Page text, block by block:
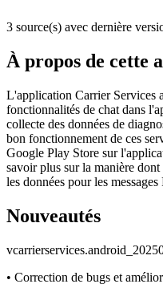
3 source(s) avec dernière
À propos de cette
L'application Carrier Services
fonctionnalités de chat dans
collecte des données de
bon fonctionnement de ces
Google Play Store sur
savoir plus sur la manière
les données pour les messages
Nouveautés
v
• Correction de bugs et